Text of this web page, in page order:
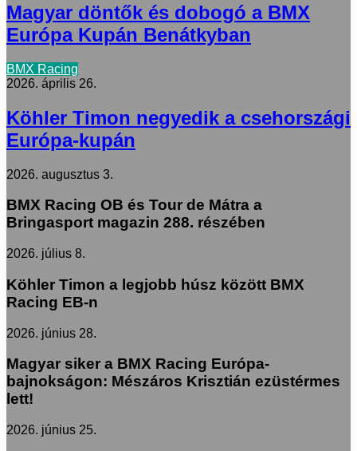
Magyar döntők és dobogó a BMX
Európa Kupán Benátkyban
BMX Racing
2026. április 26.
Köhler Timon negyedik a csehországi
Európa-kupán
2026. augusztus 3.
BMX Racing OB és Tour de Mátra a
Bringasport magazin 288. részében
2026. július 8.
Köhler Timon a legjobb húsz között BMX
Racing EB-n
2026. június 28.
Magyar siker a BMX Racing Európa-
bajnokságon: Mészáros Krisztián ezüstérmes
lett!
2026. június 25.